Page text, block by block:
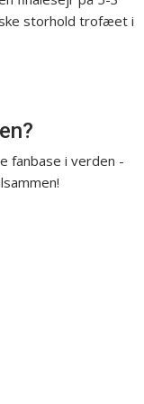
storhold trofæet i
fanbase i verden -